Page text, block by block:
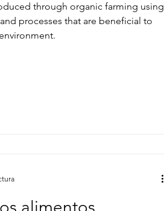
through organic farming using
processes that are beneficial to
alimentos